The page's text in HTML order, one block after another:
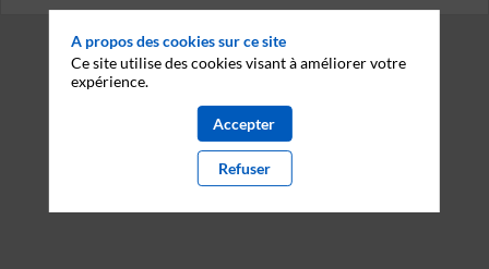
A propos des cookies sur ce site
Ce site utilise des cookies visant à améliorer votre
expérience.
Accepter
Refuser